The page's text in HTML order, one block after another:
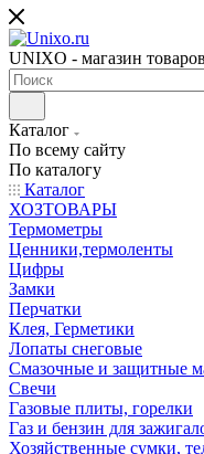
UNIXO - магазин
Каталог
По всему сайту
По каталогу
Каталог
ХОЗТОВАРЫ
Термометры
Ценники,термоленты
Цифры
Замки
Перчатки
Клея, Герметики
Лопаты снеговые
Смазочные и защитные
Свечи
Газовые плиты, горелки
Газ и бензин для
Хозяйственные сумки,